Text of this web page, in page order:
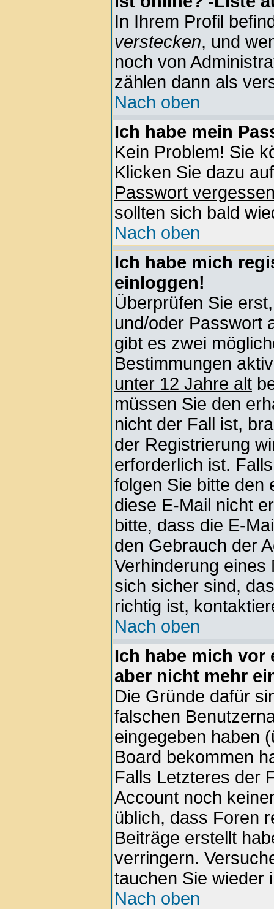
In Ihrem Profil
verstecken, und
noch von
zählen dann als
Nach oben
Ich habe mein
Kein Problem! Sie
Klicken Sie dazu
Passwort
sollten sich bald
Nach oben
Ich habe mich
einloggen!
Überprüfen Sie
und/oder Passwort
gibt es zwei
Bestimmungen
unter 12 Jahre alt
müssen Sie den
nicht der Fall ist,
der Registrierung
erforderlich ist.
folgen Sie bitte den
diese E-Mail nicht
bitte, dass die E-
den Gebrauch der
Verhinderung
sich sicher sind,
richtig ist,
Nach oben
Ich habe mich
aber nicht mehr
Die Gründe dafür
falschen
eingegeben haben
Board bekommen
Falls Letzteres der
Account noch
üblich, dass Foren
Beiträge erstellt
verringern.
tauchen Sie wieder
Nach oben